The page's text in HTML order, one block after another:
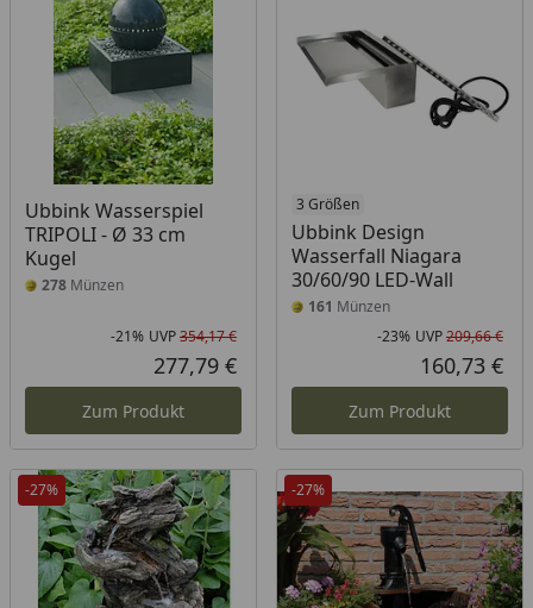
Ubbink Wasserspiel
TRIPOLI - Ø 33 cm
Kugel
278 Münzen
Rabatt in Prozent
-21%
Ursprünglicher Preis
UVP354,17 €
Aktueller Preis
277,79 €
Zum Produkt
3 Größen
Ubbink Design
Wasserfall Niagara
30/60/90 LED-Wall
161 Münzen
-23% UVP209,66 €
160,73 €
Zum Produkt
-27% -27%